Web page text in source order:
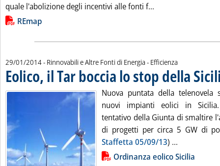
quale l'abolizione degli incentivi alle fonti f...
Lista allegati PDF alla notizia
REmap
29/01/2014- Rinnovabili e Altre Fonti di Energia - Efficienza
Eolico, il Tar boccia lo stop della
Nuova puntata della telenovela
nuovi impianti eolici in
tentativo della Giunta di smaltire
di progetti per circa 5 GW di
Staffetta 05/09/13) ...
Lista allegati PDF alla notiziaOrdinanza eolico Sicilia